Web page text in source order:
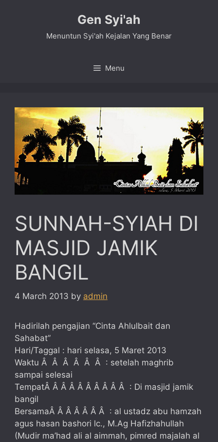
Gen Syi'ah
Menuntun Syi'ah Kejalan Yang Benar
Menu
SUNNAH-SYIAH DI
MASJID JAMIK
BANGIL
4 March 2013 by admin
Hadirilah pengajian “Cinta Ahlulbait dan
Sahabat”
Hari/Taggal : hari selasa, 5 Maret 2013
Waktu Â Â Â Â Â Â : setelah maghrib
sampai selesai
TempatÂ Â Â Â Â Â Â Â Â Â : Di masjid jamik
bangil
BersamaÂ Â Â Â Â Â Â : al ustadz abu hamzah
agus hasan bashori lc., M.Ag Hafizhahullah
(Mudir ma’had ali al aimmah, pimred majalah al